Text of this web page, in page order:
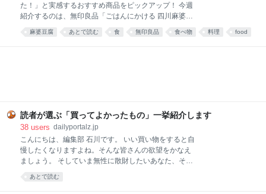
た！」と実感するおすすめ商品をピックアップ！ 今週
紹介するのは、無印良品「ごはんにかける 四川麻婆豆
本格四川の味が楽しめます。暑くて料理が億劫な日
調理するのは、面倒くさい。特に夏は外出するのも調
理するのも暑くて億劫。そんなときでも、手軽に本格
麻婆豆腐が味わえるのがこちらの商品です。 熱湯で約
4〜5分あたためて（電子レンジであたためる場合は
500Wで約2分）、ご飯にかけるだけ。初めて食べたと
きは、正
麻婆豆腐 あとで読む 食 無印良品 食べ物 料理 food
読者が選ぶ「買ってよかったもの」一挙紹介します
38 users dailyportalz.jp
こんにちは、編集部 石川です。 いい買い物をすると自
慢したくなりますよね。そんな皆さんの欲望をかなえ
ましょう。 そしていま無性に散財したいあなた、そん
主義の手先となった我々人類にもたらされる癒しのひ
あとで読む